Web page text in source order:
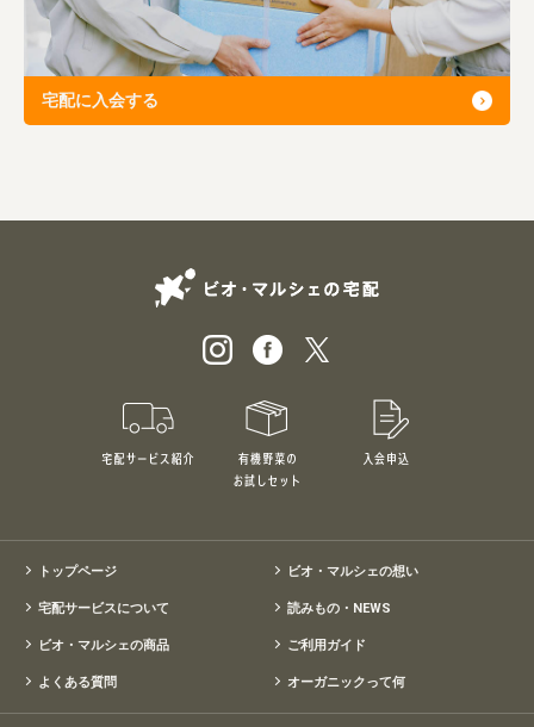
宅配に入会する
宅配サービス紹介 有機野菜のお試しセット
トップページ ビオ・マルシェの想い
宅配サービスについて 読みもの・NEWS
ビオ・マルシェの商品 ご利用ガイド
よくある質問 オーガニックって何